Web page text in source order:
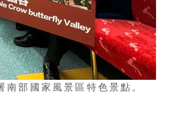
南部國家風景區特色景點。